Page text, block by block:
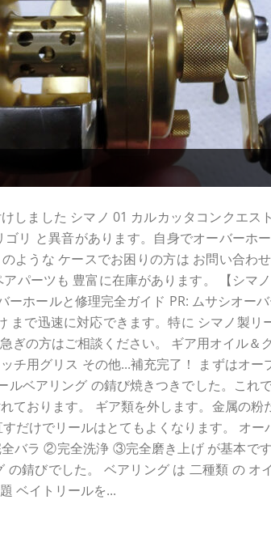
しました シマノ 01 カルカッタコンクエス
リ と異音があります。自身でオーバーホ
ような ケースでお困りの方は お問い合わ
パーツも 豊富に在庫があります。 【シマ
ーホールと修理完全ガイド PR: ムサシオー
まで迅速に対応できます。特に シマノ製リ
ぎの方はご相談ください。 ギア用オイル＆
チ用グリス その他...補充完了！ まずはオー
ルベアリング の錆び焼きつきでした。これ
ております。 ギア類を外します。金属の粉
だけでリールはとてもよくなります。 オ
バラ ②完全洗浄 ③完全磨き上げ が基本で
の錆びでした。 ベアリング は 二種類 の オ
ベイトリールを...